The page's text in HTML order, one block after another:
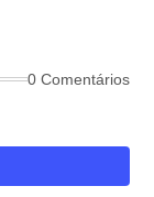
0 Comentários